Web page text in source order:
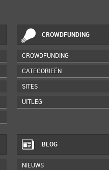
CROWDFUNDING
CROWDFUNDING
CATEGORIEËN
SITES
UITLEG
BLOG
NIEUWS